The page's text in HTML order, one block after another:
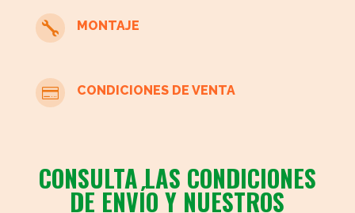
 MONTAJE
 CONDICIONES DE VENTA
CONSULTA LAS CONDICIONES
DE ENVÍO Y NUESTROS